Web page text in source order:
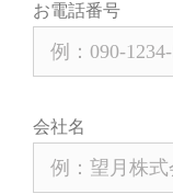
お電話番号
会社名